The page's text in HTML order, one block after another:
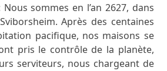
Nous sommes en l’an 2627, dans
Après des centaines
pacifique, nos maisons se
pris le contrôle de la planète,
serviteurs, nous chargeant de